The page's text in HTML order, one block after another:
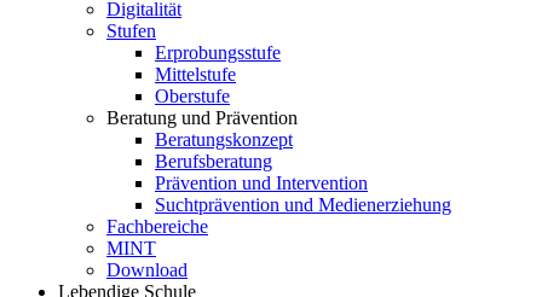
Digitalität
Stufen
Erprobungsstufe
Mittelstufe
Oberstufe
Beratung und Prävention
Beratungskonzept
Berufsberatung
Prävention und Intervention
Suchtprävention und Medienerziehung
Fachbereiche
MINT
Download
Lebendige Schule